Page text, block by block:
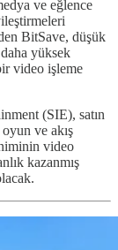
ve eğlence
BitSave, düşük
yüksek
video işleme
(SIE), satın
ve akış
video
kazanmış